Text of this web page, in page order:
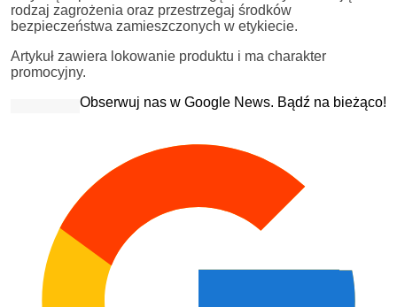
rodzaj zagrożenia oraz przestrzegaj środków
bezpieczeństwa zamieszczonych w etykiecie.
Artykuł zawiera lokowanie produktu i ma charakter
promocyjny.
Obserwuj nas w Google News. Bądź na bieżąco!